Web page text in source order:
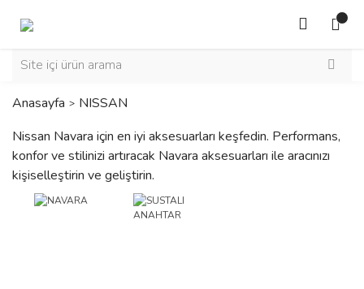
Anasayfa
NISSAN
Nissan Navara için en iyi aksesuarları keşfedin. Performans,
konfor ve stilinizi artıracak Navara aksesuarları ile aracınızı
kişiselleştirin ve geliştirin.